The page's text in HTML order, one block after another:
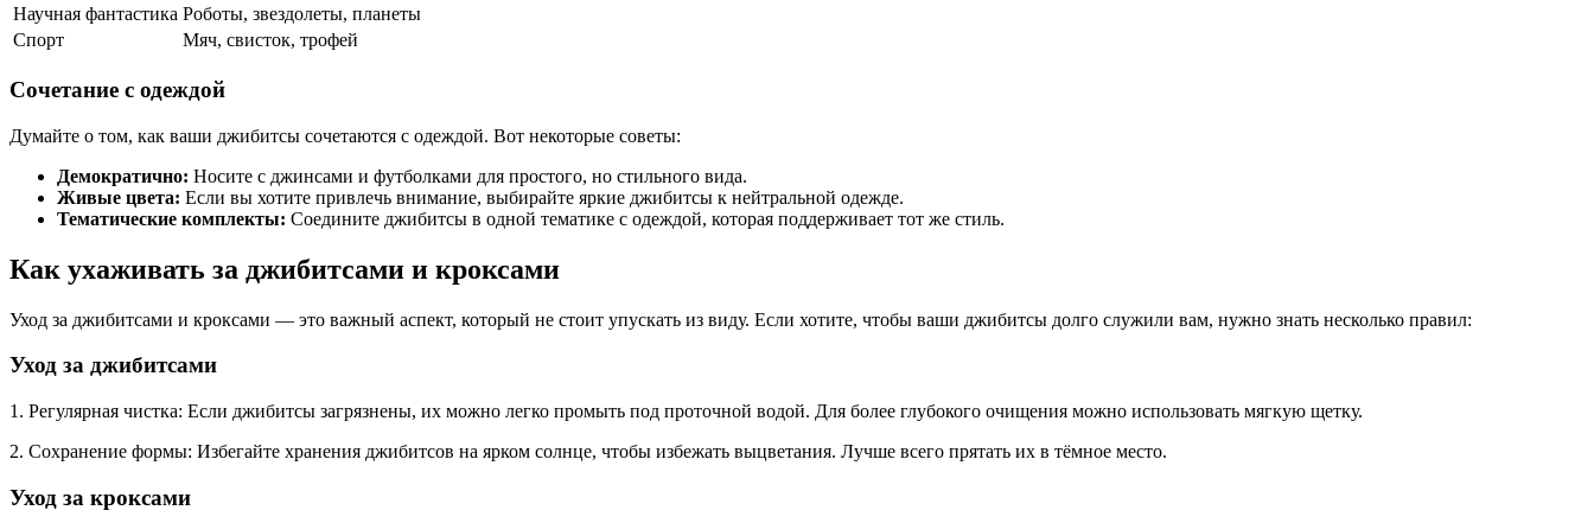
Научная фантастика Роботы, звездолеты, планеты
Спорт
Мяч, свисток, трофей
Сочетание с одеждой
Думайте о том, как ваши джибитсы сочетаются с одеждой. Вот некоторые советы:
Демократично: Носите с джинсами и футболками для простого, но стильного вида.
Живые цвета: Если вы хотите привлечь внимание, выбирайте яркие джибитсы к нейтральной одежде.
Тематические комплекты: Соедините джибитсы в одной тематике с одеждой, которая поддерживает тот же стиль.
Как ухаживать за джибитсами и кроксами
Уход за джибитсами и кроксами — это важный аспект, который не стоит упускать из виду. Если хотите, чтобы ваши джибитсы долго служили вам, нужно знать несколько правил:
Уход за джибитсами
1. Регулярная чистка: Если джибитсы загрязнены, их можно легко промыть под проточной водой. Для более глубокого очищения можно использовать мягкую щетку.
2. Сохранение формы: Избегайте хранения джибитсов на ярком солнце, чтобы избежать выцветания. Лучше всего прятать их в тёмное место.
Уход за кроксами